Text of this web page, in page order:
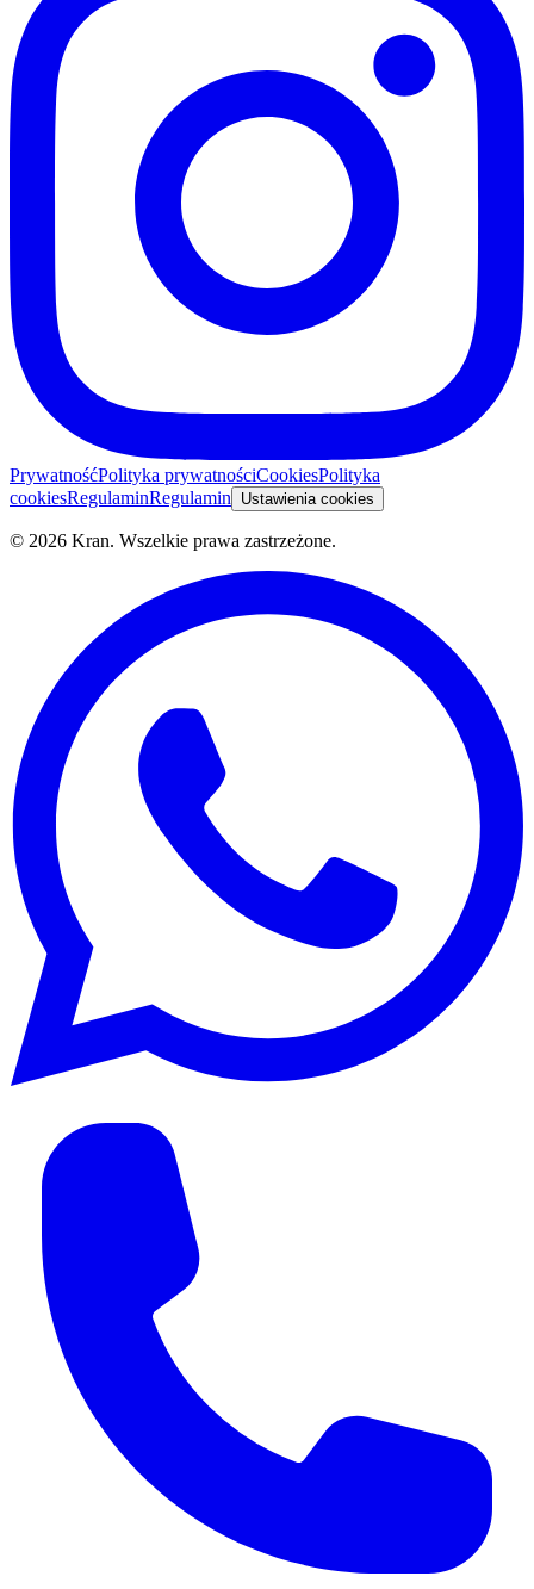
PrywatnośćPolityka prywatnościCookiesPolityka
cookiesRegulaminRegulamin Ustawienia cookies
© 2026 Kran. Wszelkie prawa zastrzeżone.